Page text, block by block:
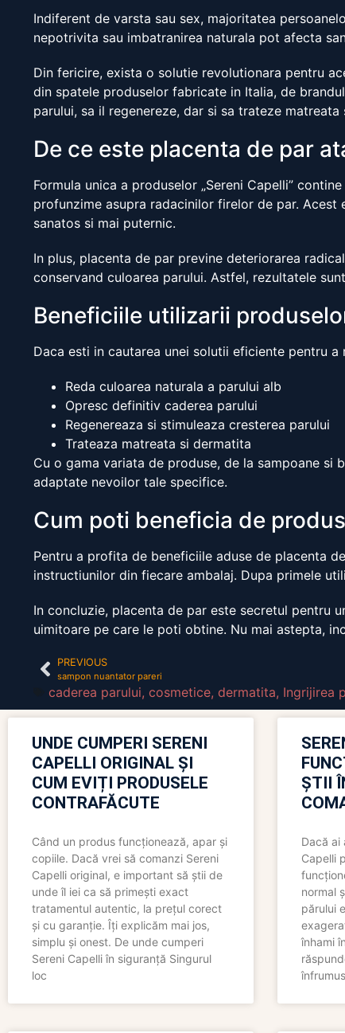
Indiferent de varsta sau sex, majoritatea
nepotrivita sau imbatranirea naturala pot afecta
Din fericire, exista o solutie revolutionara pentru
din spatele produselor fabricate in Italia, de
parului, sa il regenereze, dar si sa trateze matreata
De ce este placenta de par
Formula unica a produselor „Sereni Capelli”
profunzime asupra radacinilor firelor de par.
sanatos si mai puternic.
In plus, placenta de par previne deteriorarea
conservand culoarea parului. Astfel, rezultatele
Beneficiile utilizarii
Daca esti in cautarea unei solutii eficiente pentru
Reda culoarea naturala a parului alb
Opresc definitiv caderea parului
Regenereaza si stimuleaza cresterea parului
Trateaza matreata si dermatita
Cu o gama variata de produse, de la sampoane si
adaptate nevoilor tale specifice.
Cum poti beneficia de
Pentru a profita de beneficiile aduse de placenta
instructiunilor din fiecare ambalaj. Dupa primele
In concluzie, placenta de par este secretul pentru
uimitoare pe care le poti obtine. Nu mai astepta,
PREVIOUS
sampon nuantator pareri
caderea parului, cosmetice, dermatita, Ingrijirea
UNDE CUMPERI SERENI
CAPELLI ORIGINAL ȘI
CUM EVIȚI PRODUSELE
CONTRAFĂCUTE
Când un produs funcționează, apar și
copiile. Dacă vrei să comanzi Sereni
Capelli original, e important să știi de
unde îl iei ca să primești exact
tratamentul autentic, la prețul corect
și cu garanție. Îți explicăm mai jos,
simplu și onest. De unde cumperi
Sereni Capelli în siguranță Singurul
loc
ȘTII
Dacă ai
Capelli
normal
părului
înhami